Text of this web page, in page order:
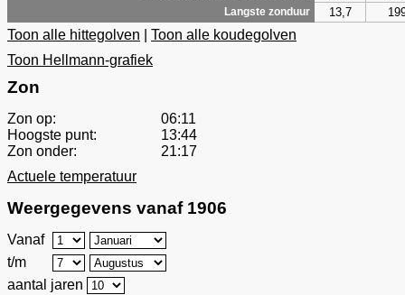
Langste zonduur 13,7
Toon alle hittegolven
Toon alle koudegolven
Toon Hellmann-grafiek
Zon
Zon op:
06:11
Hoogste punt:
13:44
Zon onder:
21:17
Actuele temperatuur
Weergegevens vanaf 1906
Vanaf
t/m
aantal jaren